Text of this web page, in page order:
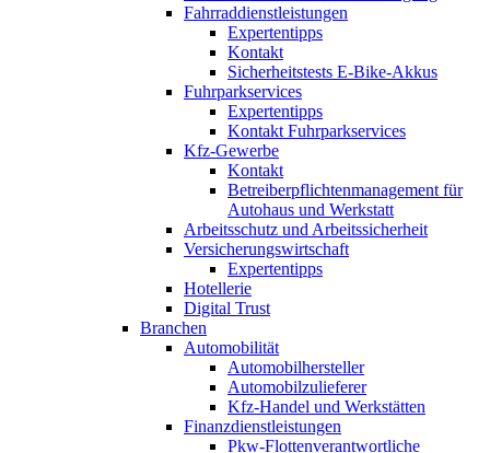
Fahrraddienstleistungen
Expertentipps
Kontakt
Sicherheitstests E-Bike-Akkus
Fuhrparkservices
Expertentipps
Kontakt Fuhrparkservices
Kfz-Gewerbe
Kontakt
Betreiberpflichtenmanagement für
Autohaus und Werkstatt
Arbeitsschutz und Arbeitssicherheit
Versicherungswirtschaft
Expertentipps
Hotellerie
Digital Trust
Branchen
Automobilität
Automobilhersteller
Automobilzulieferer
Kfz-Handel und Werkstätten
Finanzdienstleistungen
Pkw‑Flottenverantwortliche